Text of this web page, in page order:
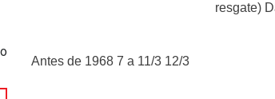
resgate)
Antes de 1968 7 a 11/3 12/3